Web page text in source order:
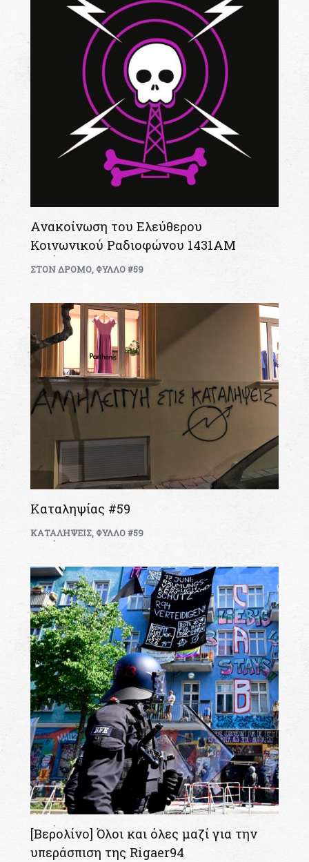
Ανακοίνωση του Ελεύθερου
Κοινωνικού Ραδιοφώνου 1431ΑΜ
ΣΤΟΝ ΔΡΟΜΟ, ΦΥΛΛΟ #59
Καταληψίας #59
ΚΑΤΑΛΗΨΕΙΣ,ΦΥΛΛΟ #59
[Βερολίνο] Όλοι και όλες μαζί για την
υπεράσπιση της Rigaer94